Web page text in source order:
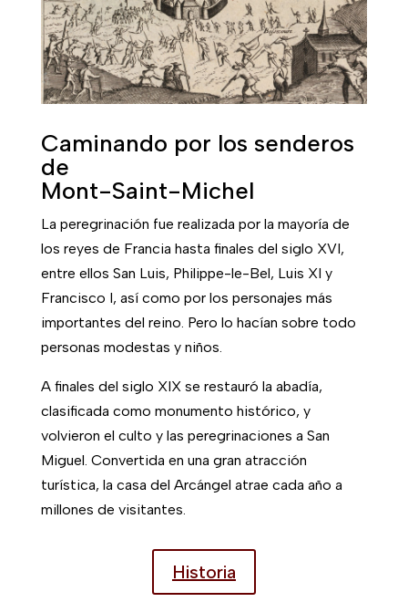
Caminando por los senderos
de
Mont-Saint-Michel
La peregrinación fue realizada por la mayoría de
los reyes de Francia hasta finales del siglo XVI,
entre ellos San Luis, Philippe-le-Bel, Luis XI y
Francisco I, así como por los personajes más
importantes del reino. Pero lo hacían sobre todo
personas modestas y niños.
A finales del siglo XIX se restauró la abadía,
clasificada como monumento histórico, y
volvieron el culto y las peregrinaciones a San
Miguel. Convertida en una gran atracción
turística, la casa del Arcángel atrae cada año a
millones de visitantes.
Historia